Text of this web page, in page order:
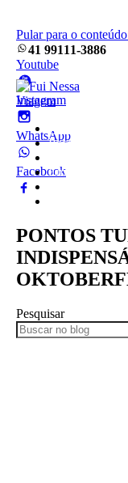
Pular para o
41 99111-3886
Youtube
Instagram
WhatsApp
Facebook
Home
Pacotes
Empresa
PONTOS
Pesquisar